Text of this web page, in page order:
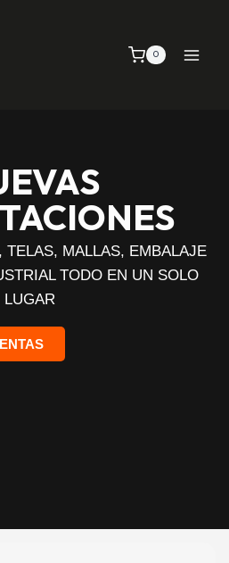
0
TELAS, MALLAS, EMBALAJE
TODO EN UN SOLO
LUGAR